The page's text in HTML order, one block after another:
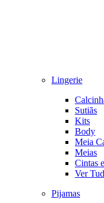
Lingerie
Sutiãs
Kits
Body
Meia
Meias
Cintas
Ver
Pijamas